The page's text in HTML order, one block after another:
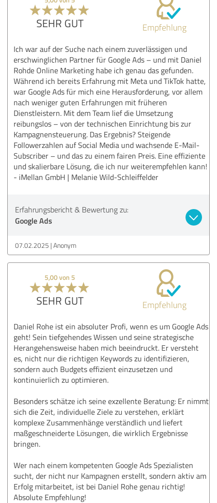
SEHR GUT Empfehlung
Ich war auf der Suche nach einem zuverlässigen und
erschwinglichen Partner für Google Ads – und mit Daniel
Rohde Online Marketing habe ich genau das gefunden.
Während ich bereits Erfahrung mit Meta und TikTok hatte,
war Google Ads für mich eine Herausforderung, vor allem
nach weniger guten Erfahrungen mit früheren
Dienstleistern. Mit dem Team lief die Umsetzung
reibungslos – von der technischen Einrichtung bis zur
Kampagnensteuerung. Das Ergebnis? Steigende
Followerzahlen auf Social Media und wachsende E-Mail-
Subscriber – und das zu einem fairen Preis. Eine effiziente
und skalierbare Lösung, die ich nur weiterempfehlen kann!
- iMellan GmbH | Melanie Wild-Schleiffelder
Erfahrungsbericht & Bewertung zu:
Google Ads
07.02.2025 Anonym
5,00 von 5
SEHR GUT Empfehlung
Daniel Rohe ist ein absoluter Profi, wenn es um Google Ads
geht! Sein tiefgehendes Wissen und seine strategische
Herangehensweise haben mich beeindruckt. Er versteht
es, nicht nur die richtigen Keywords zu identifizieren,
sondern auch Budgets effizient einzusetzen und
kontinuierlich zu optimieren.
Besonders schätze ich seine exzellente Beratung: Er nimmt
sich die Zeit, individuelle Ziele zu verstehen, erklärt
komplexe Zusammenhänge verständlich und liefert
maßgeschneiderte Lösungen, die wirklich Ergebnisse
bringen.
Wer nach einem kompetenten Google Ads Spezialisten
sucht, der nicht nur Kampagnen erstellt, sondern aktiv am
Erfolg mitarbeitet, ist bei Daniel Rohe genau richtig!
Absolute Empfehlung!